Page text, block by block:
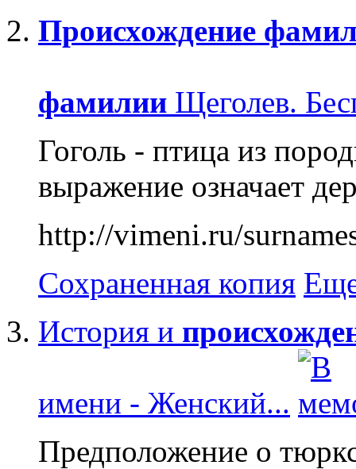
Происхождение
фамилии Щеголев.
Гоголь - птица из
выражение означает
http://vimeni.ru/
Сохраненная копия
История и
имени - Женский...
Предположение о